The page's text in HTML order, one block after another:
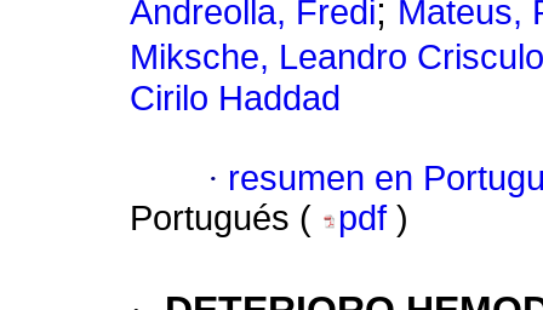
Andreolla, Fredi; Mateus,
Miksche, Leandro Crisculo
Cirilo Haddad
· resumen en
Portugués (
pdf )